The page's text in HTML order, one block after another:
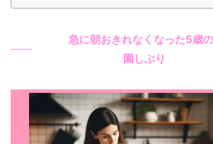
急に朝おきれなくなった5歳
園しぶり